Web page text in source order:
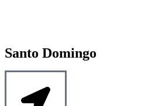
Santo Domingo